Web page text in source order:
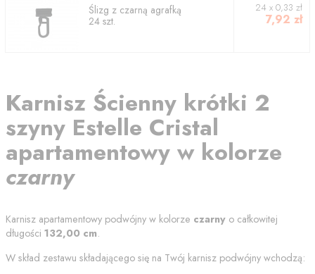
Ślizg z czarną agrafką
24 szt.
24 x 0,33 zł
7,92 zł
Karnisz Ścienny krótki 2
szyny Estelle Cristal
apartamentowy w kolorze
czarny
Karnisz apartamentowy podwójny w kolorze czarny o całkowitej
długości 132,00 cm.
W skład zestawu składającego się na Twój karnisz podwójny wchodzą: